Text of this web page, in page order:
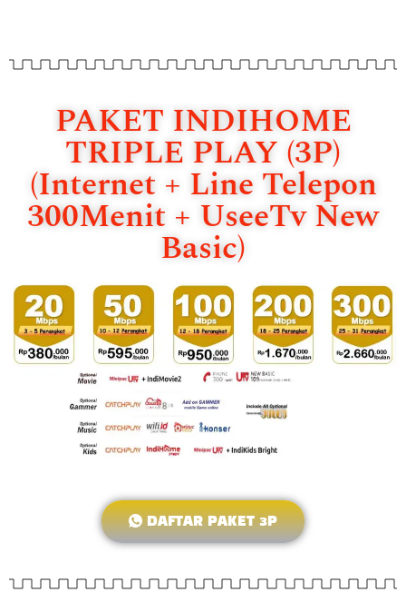
PAKET INDIHOME
TRIPLE PLAY (3P)
(Internet + Line Telepon
300Menit + UseeTv New
Basic)
DAFTAR PAKET 3P